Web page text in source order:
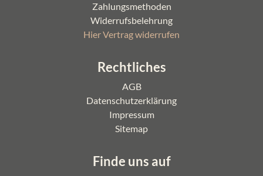
Zahlungsmethoden
Widerrufsbelehrung
Hier Vertrag widerrufen
Rechtliches
AGB
Datenschutzerklärung
Impressum
Sitemap
Finde uns auf